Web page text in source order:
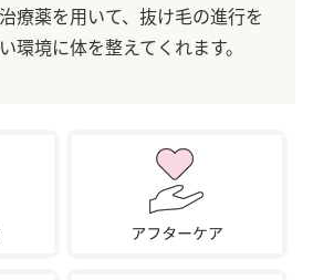
療薬を用いて、抜け毛の進行を
環境に体を整えてくれます。